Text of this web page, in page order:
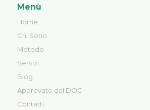
Menù
Home
Chi Sono
Metodo
Servizi
Blog
Approvato dal DOC
Contatti